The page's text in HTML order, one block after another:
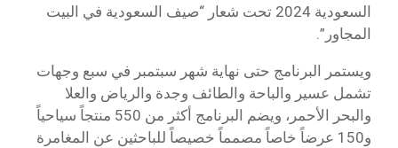
السعودية 2024 تحت شعار “صيف السعودية في البيت
المجاور”.
ويستمر البرنامج حتى نهاية شهر سبتمبر في سبع وجهات
تشمل عسير والباحة والطائف وجدة والرياض والعلا
والبحر الأحمر، ويضم البرنامج أكثر من 550 منتجاً سياحياً
و150 عرضاً خاصاً مصمماً خصيصاً للباحثين عن المغامرة